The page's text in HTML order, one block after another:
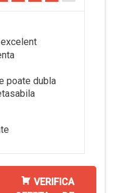
poate dubla
VERIFICA